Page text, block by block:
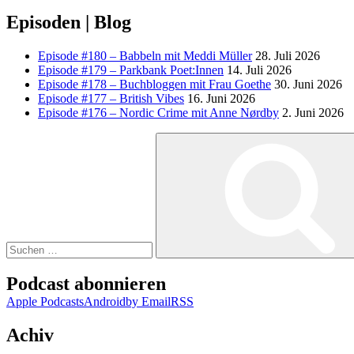
Episoden | Blog
Episode #180 – Babbeln mit Meddi Müller 28. Juli 2026
Episode #179 – Parkbank Poet:Innen 14. Juli 2026
Episode #178 – Buchbloggen mit Frau Goethe 30. Juni 2026
Episode #177 – British Vibes 16. Juni 2026
Episode #176 – Nordic Crime mit Anne Nørdby 2. Juni 2026
Podcast abonnieren
Apple PodcastsAndroidby EmailRSS
Achiv